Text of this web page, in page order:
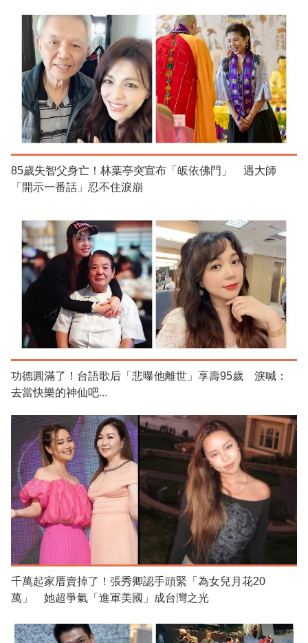
85歲失智父身亡！林葉亭突宣布「皈依佛門」 遇大師
「開示一番話」忍不住淚崩
功德圓滿了！台語歌后「悲曝他離世」享壽95歲 淚喊：
去當快樂的神仙吧...
千萬起家厝賣掉了！張秀卿認手頭緊「為女兒月花20
萬」 她超爭氣「進軍美國」成台灣之光